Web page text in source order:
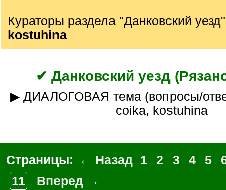
Кураторы раздела "Данковский
kostuhina
✔ Данковский уезд
▶ ДИАЛОГОВАЯ тема (вопросы/ответы)___куратор
coika, kostuhina
Страницы: ← Назад 1 2 3 4 5
11
Вперед →